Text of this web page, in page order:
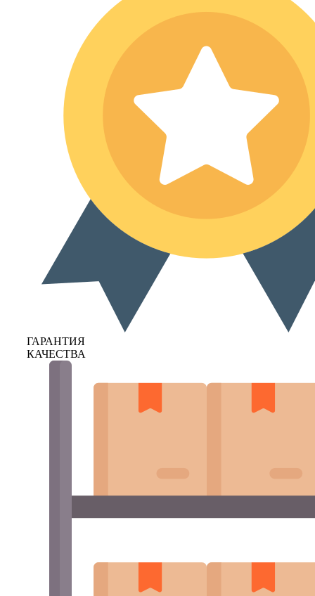
ГАРАНТИЯ
КАЧЕСТВА